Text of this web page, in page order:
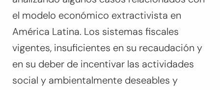
el modelo económico extractivista en
América Latina. Los sistemas fiscales
vigentes, insuficientes en su recaudación y
en su deber de incentivar las actividades
social y ambientalmente deseables y